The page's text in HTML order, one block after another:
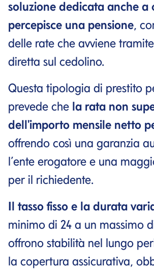
soluzione dedicata anche a
percepisce una pensione,
delle rate che avviene
diretta sul cedolino.
Questa tipologia di prestito
prevede che la rata non
dell'importo mensile netto
offrendo così una garanzia
l’ente erogatore e una
per il richiedente.
Il tasso fisso e la durata
minimo di 24 a un massimo
offrono stabilità nel lungo
la copertura assicurativa,